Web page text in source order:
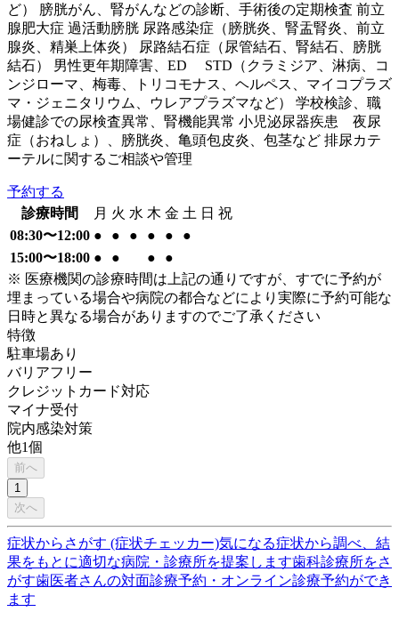
ど） 膀胱がん、腎がんなどの診断、手術後の定期検査 前立
腺肥大症 過活動膀胱 尿路感染症（膀胱炎、腎盂腎炎、前立
腺炎、精巣上体炎） 尿路結石症（尿管結石、腎結石、膀胱
結石） 男性更年期障害、ED STD（クラミジア、淋病、コ
ンジローマ、梅毒、トリコモナス、ヘルペス、マイコプラズ
マ・ジェニタリウム、ウレアプラズマなど） 学校検診、職
場健診での尿検査異常、腎機能異常 小児泌尿器疾患 夜尿
症（おねしょ）、膀胱炎、亀頭包皮炎、包茎など 排尿カテ
ーテルに関するご相談や管理
予約する
診療時間
月 火 水 木 金 土 日 祝
08:30〜12:00 ● ● ● ● ●
●
15:00〜18:00 ● ● ●
●
※ 医療機関の診療時間は上記の通りですが、すでに予約が
埋まっている場合や病院の都合などにより実際に予約可能な
日時と異なる場合がありますのでご了承ください
特徴
駐車場あり
バリアフリー
クレジットカード対応
マイナ受付
院内感染対策
他1個
前へ
1
次へ
症状からさがす (症状チェッカー)気になる症状から調べ、結
果をもとに適切な病院・診療所を提案します歯科診療所をさ
がす歯医者さんの対面診療予約・オンライン診療予約ができ
ます